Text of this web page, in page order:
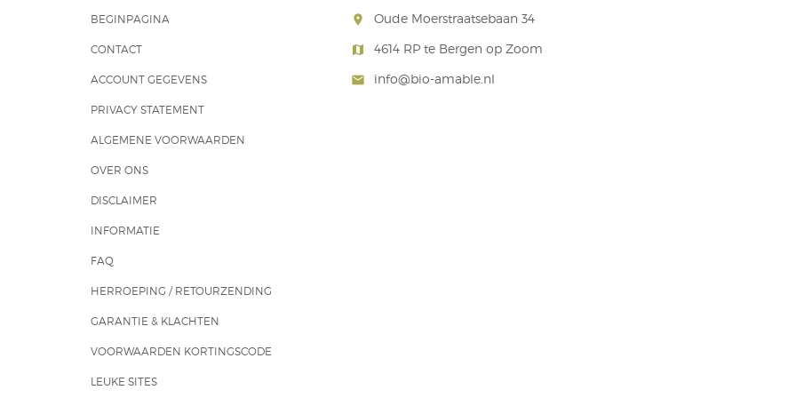
BEGINPAGINA
CONTACT
ACCOUNT GEGEVENS
PRIVACY STATEMENT
ALGEMENE VOORWAARDEN
OVER ONS
DISCLAIMER
INFORMATIE
FAQ
HERROEPING / RETOURZENDING
GARANTIE & KLACHTEN
VOORWAARDEN KORTINGSCODE
LEUKE SITES
room Oude Moerstraatsebaan 34
map 4614 RP te Bergen op Zoom
mail info@bio-amable.nl